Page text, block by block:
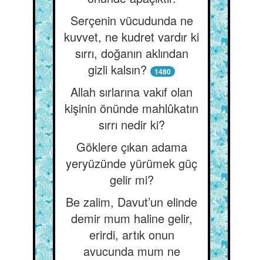
Serçenin vücudunda ne
kuvvet, ne kudret vardır ki
sırrı, doğanın aklından
gizli kalsın?
1480
Allah sırlarına vakıf olan
kişinin önünde mahlûkatın
sırrı nedir ki?
Göklere çıkan adama
yeryüzünde yürümek güç
gelir mi?
Be zalim, Davut’un elinde
demir mum haline gelir,
erirdi, artık onun
avucunda mum ne